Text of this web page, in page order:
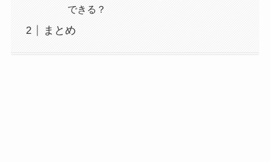
できる？
まとめ